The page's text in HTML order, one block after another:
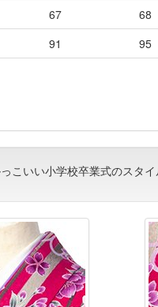
67 68
91 95
こいい小学校卒業式のスタイ